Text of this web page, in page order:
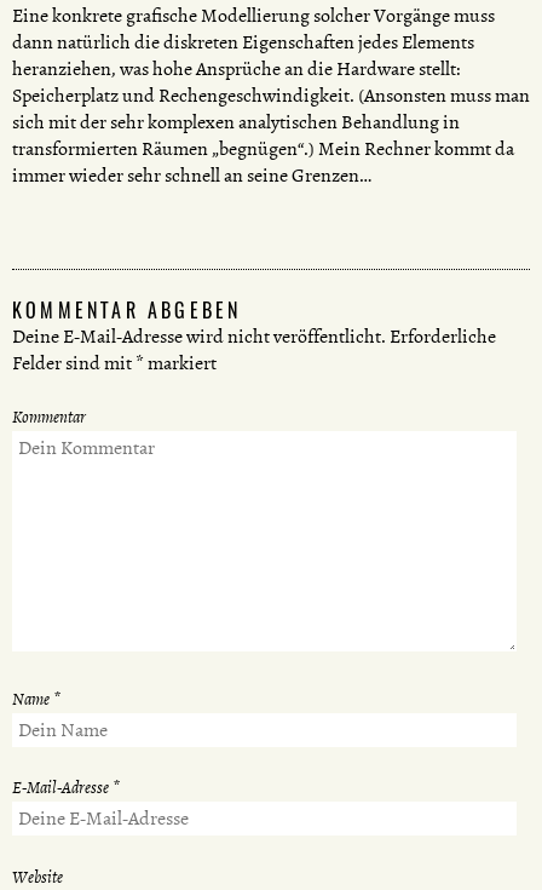
Eine konkrete grafische Modellierung solcher Vorgänge muss
dann natürlich die diskreten Eigenschaften jedes Elements
heranziehen, was hohe Ansprüche an die Hardware stellt:
Speicherplatz und Rechengeschwindigkeit. (Ansonsten muss man
sich mit der sehr komplexen analytischen Behandlung in
transformierten Räumen „begnügen“.) Mein Rechner kommt da
immer wieder sehr schnell an seine Grenzen…
KOMMENTAR ABGEBEN
Deine E-Mail-Adresse wird nicht veröffentlicht. Erforderliche
Felder sind mit*markiert
Kommentar
Name *
E-Mail-Adresse *
Website